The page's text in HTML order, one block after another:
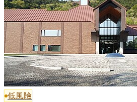
低風險